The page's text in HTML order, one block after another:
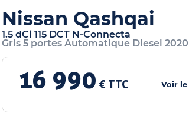
Nissan Qashqai
1.5 dCi 115 DCT N-Connecta
Gris 5 portes Automatique Diesel 2020
16 990 € TTC Voir